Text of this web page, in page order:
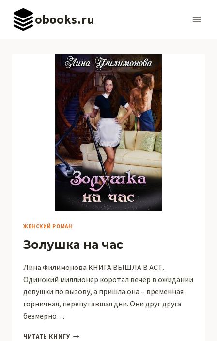
Перейти
содержимому
obooks.ru
ЖЕНСКИЙ РОМАН
Золушка на час
Лина Филимонова КНИГА ВЫШЛА В АСТ.
Одинокий миллионер коротал вечер в ожидании
девушки по вызову, а пришла она – временная
горничная, перепутавшая дни. Они друг друга
безмерно…
ЧИТАТЬ КНИГУ ЗОЛУШКА